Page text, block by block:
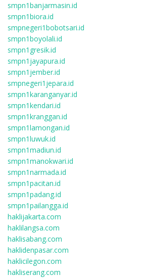
smpn1banjarmasin.id
smpn1biora.id
smpnegeri1bobotsari.id
smpn1boyolali.id
smpn1gresik.id
smpn1jayapura.id
smpn1jember.id
smpnegeri1jepara.id
smpn1karanganyar.id
smpn1kendari.id
smpn1kranggan.id
smpn1lamongan.id
smpn1luwuk.id
smpn1madiun.id
smpn1manokwari.id
smpn1narmada.id
smpn1pacitan.id
smpn1padang.id
smpn1pailangga.id
haklijakarta.com
haklilangsa.com
haklisabang.com
haklidenpasar.com
haklicilegon.com
hakliserang.com